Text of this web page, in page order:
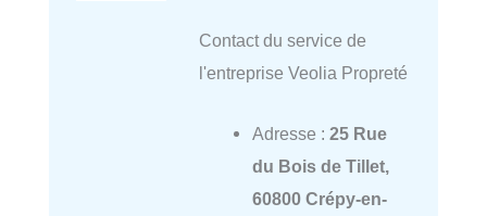
Contact du service de
l'entreprise Veolia Propreté
Adresse : 25 Rue
du Bois de Tillet,
60800 Crépy-en-